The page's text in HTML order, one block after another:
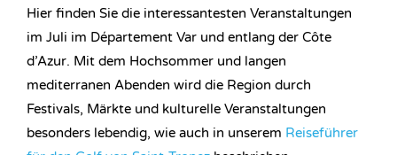
Hier finden Sie die interessantesten Veranstaltungen
im Juli im Département Var und entlang der Côte
d’Azur. Mit dem Hochsommer und langen
mediterranen Abenden wird die Region durch
Festivals, Märkte und kulturelle Veranstaltungen
besonders lebendig, wie auch in unserem Reiseführer